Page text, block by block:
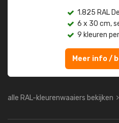
1.825 RAL
6 x 30 cm,
9 kleuren
Meer info /
alle RAL-kleurenwaaiers bekijken